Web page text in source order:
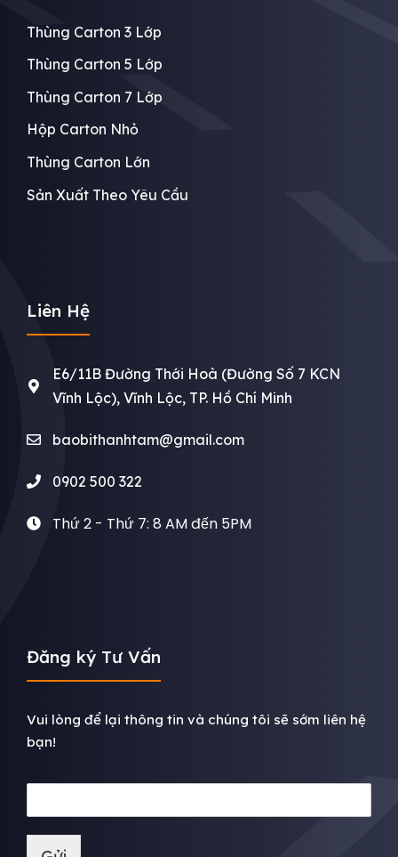
Thùng Carton 3 Lớp
Thùng Carton 5 Lớp
Thùng Carton 7 Lớp
Hộp Carton Nhỏ
Thùng Carton Lớn
Sản Xuất Theo Yêu Cầu
Liên Hệ
E6/11B Đường Thới Hoà (Đường Số 7 KCN
Vĩnh Lộc), Vĩnh Lộc, TP. Hồ Chí Minh
baobithanhtam@gmail.com
0902 500 322
Thứ 2 - Thứ 7: 8 AM đến 5PM
Đăng ký Tư Vấn
Vui lòng để lại thông tin và chúng tôi sẽ sớm liên hệ
bạn!